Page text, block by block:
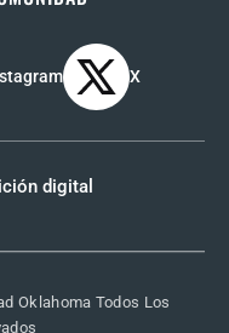
X
digital
Oklahoma Todos Los